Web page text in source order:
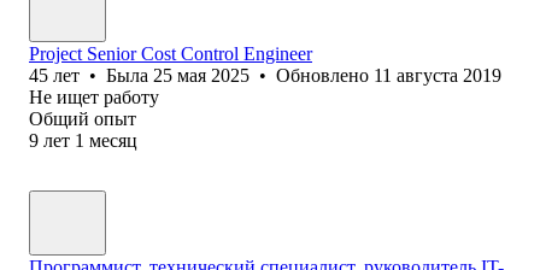
Project Senior Cost Control Engineer
45 лет • Была 25 мая 2025 • Обновлено 11 августа 2019
Не ищет работу
Общий опыт
9 лет 1 месяц